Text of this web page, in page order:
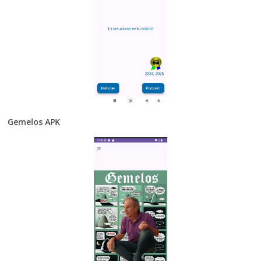
Gemelos APK